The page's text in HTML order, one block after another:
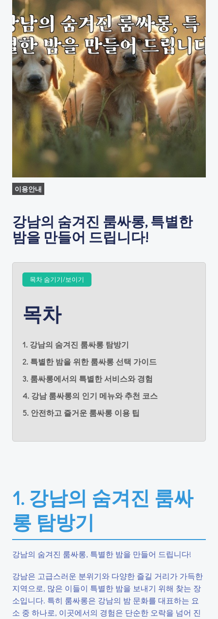
이용안내
강남의 숨겨진 룸싸롱, 특별한
밤을 만들어 드립니다!
목차 숨기기/보이기
목차
1. 강남의 숨겨진 룸싸롱 탐방기
2. 특별한 밤을 위한 룸싸롱 선택 가이드
3. 룸싸롱에서의 특별한 서비스와 경험
4. 강남 룸싸롱의 인기 메뉴와 추천 코스
5. 안전하고 즐거운 룸싸롱 이용 팁
1. 강남의 숨겨진 룸싸
롱 탐방기
강남의 숨겨진 룸싸롱, 특별한 밤을 만들어 드립니다!
강남은 고급스러운 분위기와 다양한 즐길 거리가 가득한
지역으로, 많은 이들이 특별한 밤을 보내기 위해 찾는 장
소입니다. 특히 룸싸롱은 강남의 밤 문화를 대표하는 요
소 중 하나로, 이곳에서의 경험은 단순한 오락을 넘어 진